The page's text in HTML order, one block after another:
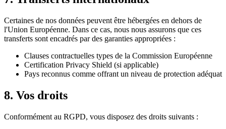
Certaines de nos données peuvent être hébergées en dehors de
l'Union Européenne. Dans ce cas, nous nous assurons que ces
transferts sont encadrés par des garanties appropriées :
Clauses contractuelles types de la Commission Européenne
Certification Privacy Shield (si applicable)
Pays reconnus comme offrant un niveau de protection adéquat
8. Vos droits
Conformément au RGPD, vous disposez des droits suivants :